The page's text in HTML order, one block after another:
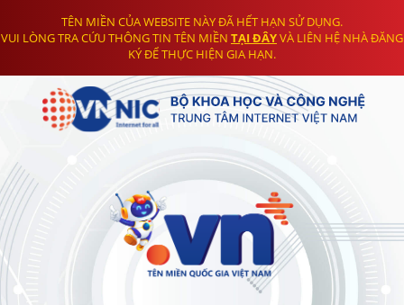
TÊN MIỀN CỦA WEBSITE NÀY ĐÃ HẾT HẠN SỬ DỤNG.
VUI LÒNG TRA CỨU THÔNG TIN TÊN MIỀN TẠI ĐÂYVÀ LIÊN HỆ NHÀ ĐĂNG
KÝ ĐỂ THỰC HIỆN GIA HẠN.